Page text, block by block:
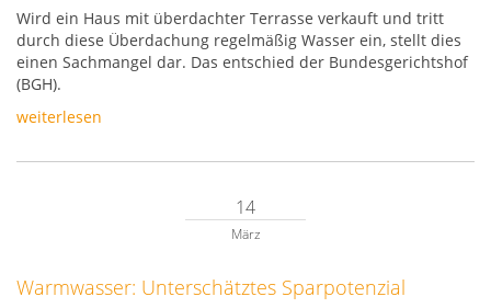
Wird ein Haus mit überdachter Terrasse verkauft und tritt
durch diese Überdachung regelmäßig Wasser ein, stellt dies
einen Sachmangel dar. Das entschied der Bundesgerichtshof
(BGH).
weiterlesen
14
März
Warmwasser: Unterschätztes Sparpotenzial